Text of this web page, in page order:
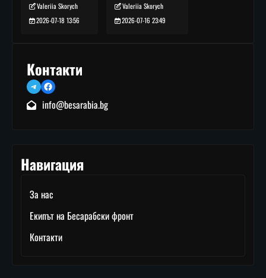
Valeriia Skorych
2026-07-18 13:56
Valeriia Skorych
2026-07-16 23:49
Контакти
TelegramFacebook
info@besarabia.bg
Навигация
За нас
Екипът на Бесарабски фронт
Контакти